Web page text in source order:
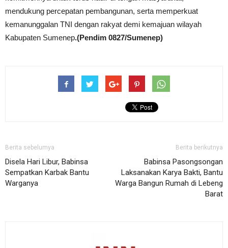
mendukung percepatan pembangunan, serta memperkuat
kemanunggalan TNI dengan rakyat demi kemajuan wilayah
Kabupaten Sumenep.(Pendim 0827/Sumenep)
Berita sebelumya
Disela Hari Libur, Babinsa
Sempatkan Karbak Bantu
Warganya
Berita berikutnya
Babinsa Pasongsongan
Laksanakan Karya Bakti, Bantu
Warga Bangun Rumah di Lebeng
Barat